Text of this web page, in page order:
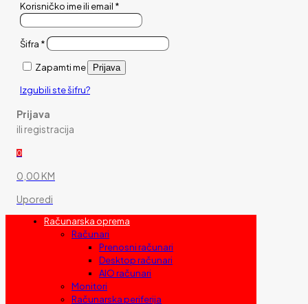
Korisničko ime ili email *
Šifra *
Zapamti me Prijava
Izgubili ste šifru?
Prijava
ili registracija
0
0,00 KM
Uporedi
Računarska oprema
Računari
Prenosni računari
Desktop računari
AIO računari
Monitori
Računarska periferija